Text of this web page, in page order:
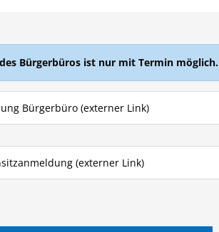
Bürgerbüros ist nur mit Termin möglich.
Bürgerbüro (externer Link)
(externer Link)